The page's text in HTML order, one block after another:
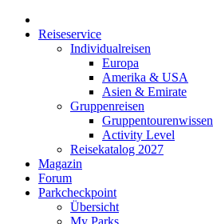
Reiseservice
Individualreisen
Europa
Amerika & USA
Asien & Emirate
Gruppenreisen
Gruppentourenwissen
Activity Level
Reisekatalog 2027
Magazin
Forum
Parkcheckpoint
Übersicht
My Parks